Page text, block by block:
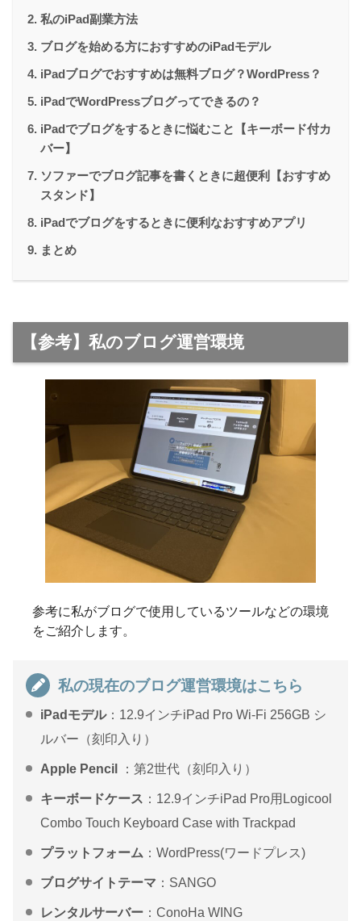
私のiPad副業方法
ブログを始める方におすすめのiPadモデル
iPadブログでおすすめは無料ブログ？WordPress？
iPadでWordPressブログってできるの？
iPadでブログをするときに悩むこと【キーボード付カ
バー】
ソファーでブログ記事を書くときに超便利【おすすめ
スタンド】
iPadでブログをするときに便利なおすすめアプリ
まとめ
【参考】私のブログ運営環境
参考に私がブログで使用しているツールなどの環境
をご紹介します。
私の現在のブログ運営環境はこちら
iPadモデル：12.9インチiPad Pro Wi-Fi 256GB シ
ルバー（刻印入り）
Apple Pencil ：第2世代（刻印入り）
キーボードケース ：12.9インチiPad Pro用Logicool
Combo Touch Keyboard Case with Trackpad
プラットフォーム ：WordPress(ワードプレス)
ブログサイトテーマ ：SANGO
レンタルサーバー ：ConoHa WING